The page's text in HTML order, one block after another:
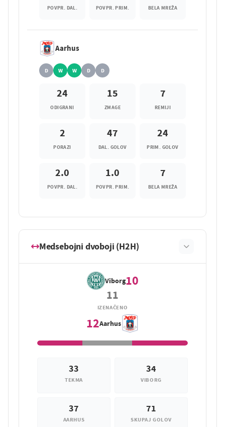
POVPR. DAL. POVPR. PRIM. BELA MREŽA
Aarhus
D W W D D
24
ODIGRANI
15
ZMAGE
7
REMIJI
2
PORAZI
47
DAL. GOLOV
24
PRIM. GOLOV
2.0
POVPR. DAL.
1.0
POVPR. PRIM.
7
BELA MREŽA
Medsebojni dvoboji (H2H)
Viborg10
11
IZENAČENO
12Aarhus
33
TEKMA
34
VIBORG
37
AARHUS
71
SKUPAJ GOLOV